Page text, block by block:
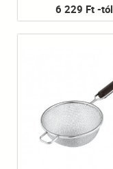
6 229 Ft -tól